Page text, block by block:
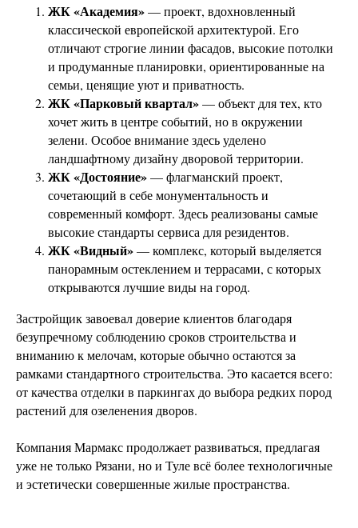
ЖК «Академия»— проект, вдохновленный
классической европейской архитектурой. Его
отличают строгие линии фасадов, высокие потолки
и продуманные планировки, ориентированные на
семьи, ценящие уют и приватность.
ЖК «Парковый квартал»— объект для тех, кто
хочет жить в центре событий, но в окружении
зелени. Особое внимание здесь уделено
ландшафтному дизайну дворовой территории.
ЖК «Достояние»— флагманский проект,
сочетающий в себе монументальность и
современный комфорт. Здесь реализованы самые
высокие стандарты сервиса для резидентов.
ЖК «Видный»— комплекс, который выделяется
панорамным остеклением и террасами, с которых
открываются лучшие виды на город.
Застройщик завоевал доверие клиентов благодаря
безупречному соблюдению сроков строительства и
вниманию к мелочам, которые обычно остаются за
рамками стандартного строительства. Это касается всего:
от качества отделки в паркингах до выбора редких пород
растений для озеленения дворов.
Компания Мармакс продолжает развиваться, предлагая
уже не только Рязани, но и Туле всё более технологичные
и эстетически совершенные жилые пространства.